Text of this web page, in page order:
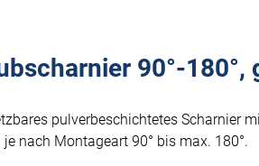
90°-180°,
pulverbeschichtetes Scharnier
nach Montageart 90° bis max. 180°.